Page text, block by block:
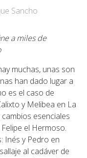
Sancho
a miles de
muchas, unas son
han dado lugar a
es el caso de
y Melibea en La
esenciales
el Hermoso.
Inés y Pedro en
al cadáver de